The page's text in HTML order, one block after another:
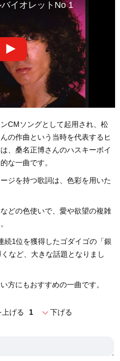
イオレットNo 1
CMソングとして起用され、松
の作曲という当時を代表するヒ
、桑名正博さんのハスキーボイ
な一曲です。
ジを持つ歌詞は、色彩を用いた
どの色使いで、愛や欲望の複雑
続1位を獲得したゴダイゴの「銀
など、大きな話題となりまし
方にもおすすめの一曲です。
げる 1 expand_more下げる